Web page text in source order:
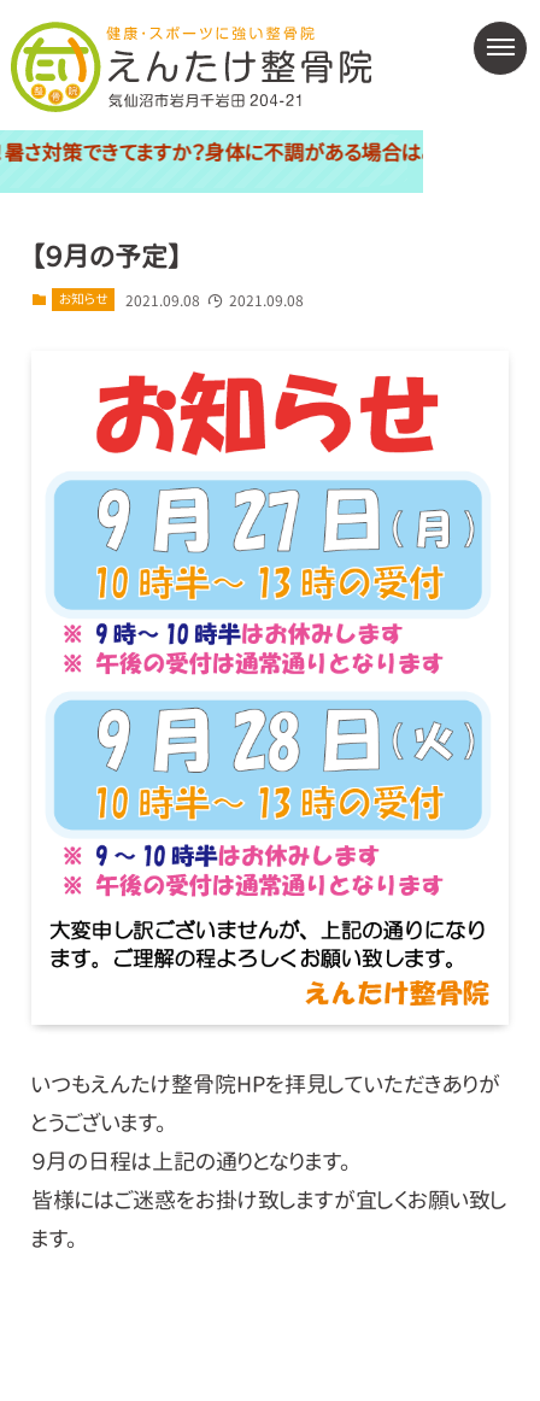
てますか？身体に不調がある場合はご相談下さい（＞O＜
【９月の予定】
お知らせ 2021.09.08 2021.09.08
いつもえんたけ整骨院HPを拝見していただきありが
とうございます。
９月の日程は上記の通りとなります。
皆様にはご迷惑をお掛け致しますが宜しくお願い致し
ます。